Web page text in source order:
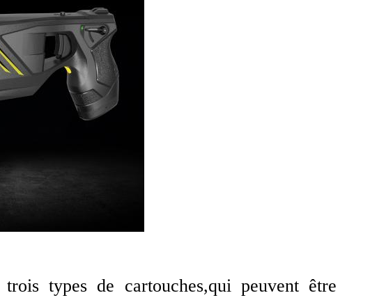
types de cartouches,qui peuvent être